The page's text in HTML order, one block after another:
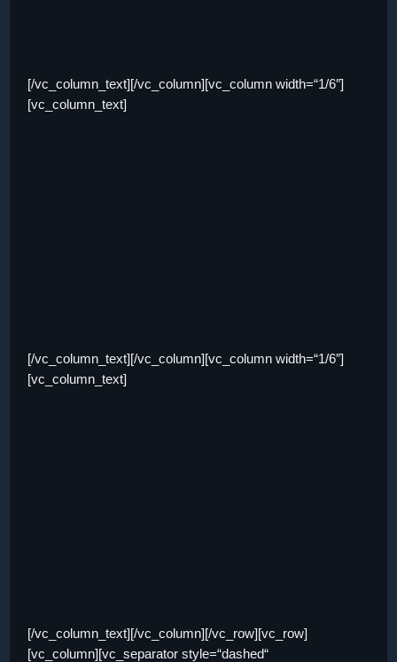
[/vc_column_text][/vc_column][vc_column width=“1/6″]
[vc_column_text]
[/vc_column_text][/vc_column][vc_column width=“1/6″]
[vc_column_text]
[/vc_column_text][/vc_column][/vc_row][vc_row]
[vc_column][vc_separator style=“dashed“